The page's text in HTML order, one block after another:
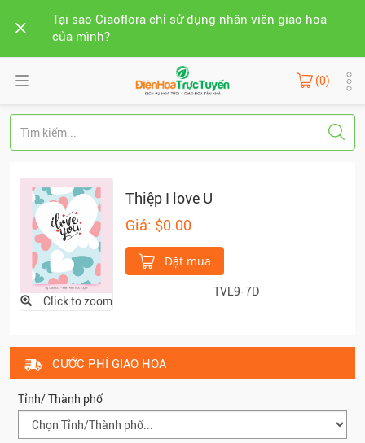
Tại sao Ciaoflora chỉ sử dụng nhân viên giao hoa
của mình?
(0)
Click to zoom
Thiệp I love U
Giá: $0.00
Đặt mua
TVL9-7D
CƯỚC PHÍ GIAO HOA
Tỉnh/ Thành phố